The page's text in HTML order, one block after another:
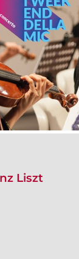
Liszt